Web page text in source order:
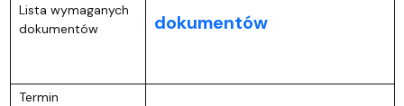
Lista wymaganych
dokumentów
dokumentów
Termin